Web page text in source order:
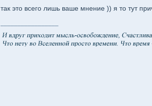
так это всего лишь ваше мнение )) я то тут